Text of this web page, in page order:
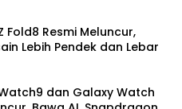
Fold8 Resmi Meluncur,
Lebih Pendek dan Lebar
dan Galaxy Watch